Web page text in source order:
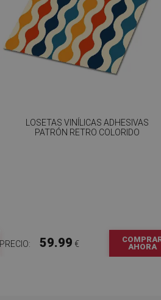
LOSETAS VINÍLICAS ADHESIVAS
PATRÓN RETRO COLORIDO
PRECIO: 59.99 €
AHORA